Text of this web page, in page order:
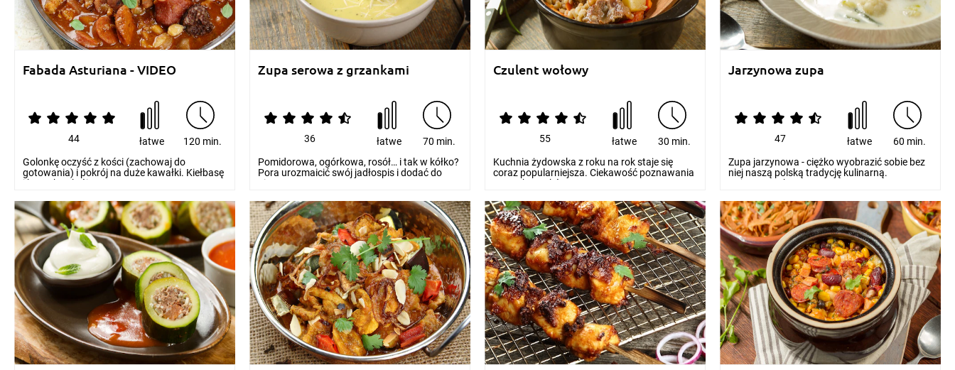
Fabada Asturiana - VIDEO
44 łatwe
120 min.
Golonkę oczyść z kości (zachowaj do
gotowania) i pokrój na duże kawałki. Kiełbasę
i boczek pokrój...
Zupa serowa z grzankami
36 łatwe
70 min.
Pomidorowa, ogórkowa, rosół… i tak w kółko?
Pora urozmaicić swój jadłospis i dodać do
niego nowe...
Czulent wołowy
55 łatwe
30 min.
Kuchnia żydowska z roku na rok staje się
coraz popularniejsza. Ciekawość poznawania
nowych smaków...
Jarzynowa zupa
47 łatwe
60 min.
Zupa jarzynowa - ciężko wyobrazić sobie bez
niej naszą polską tradycję kulinarną.
Kojarzona z bez...